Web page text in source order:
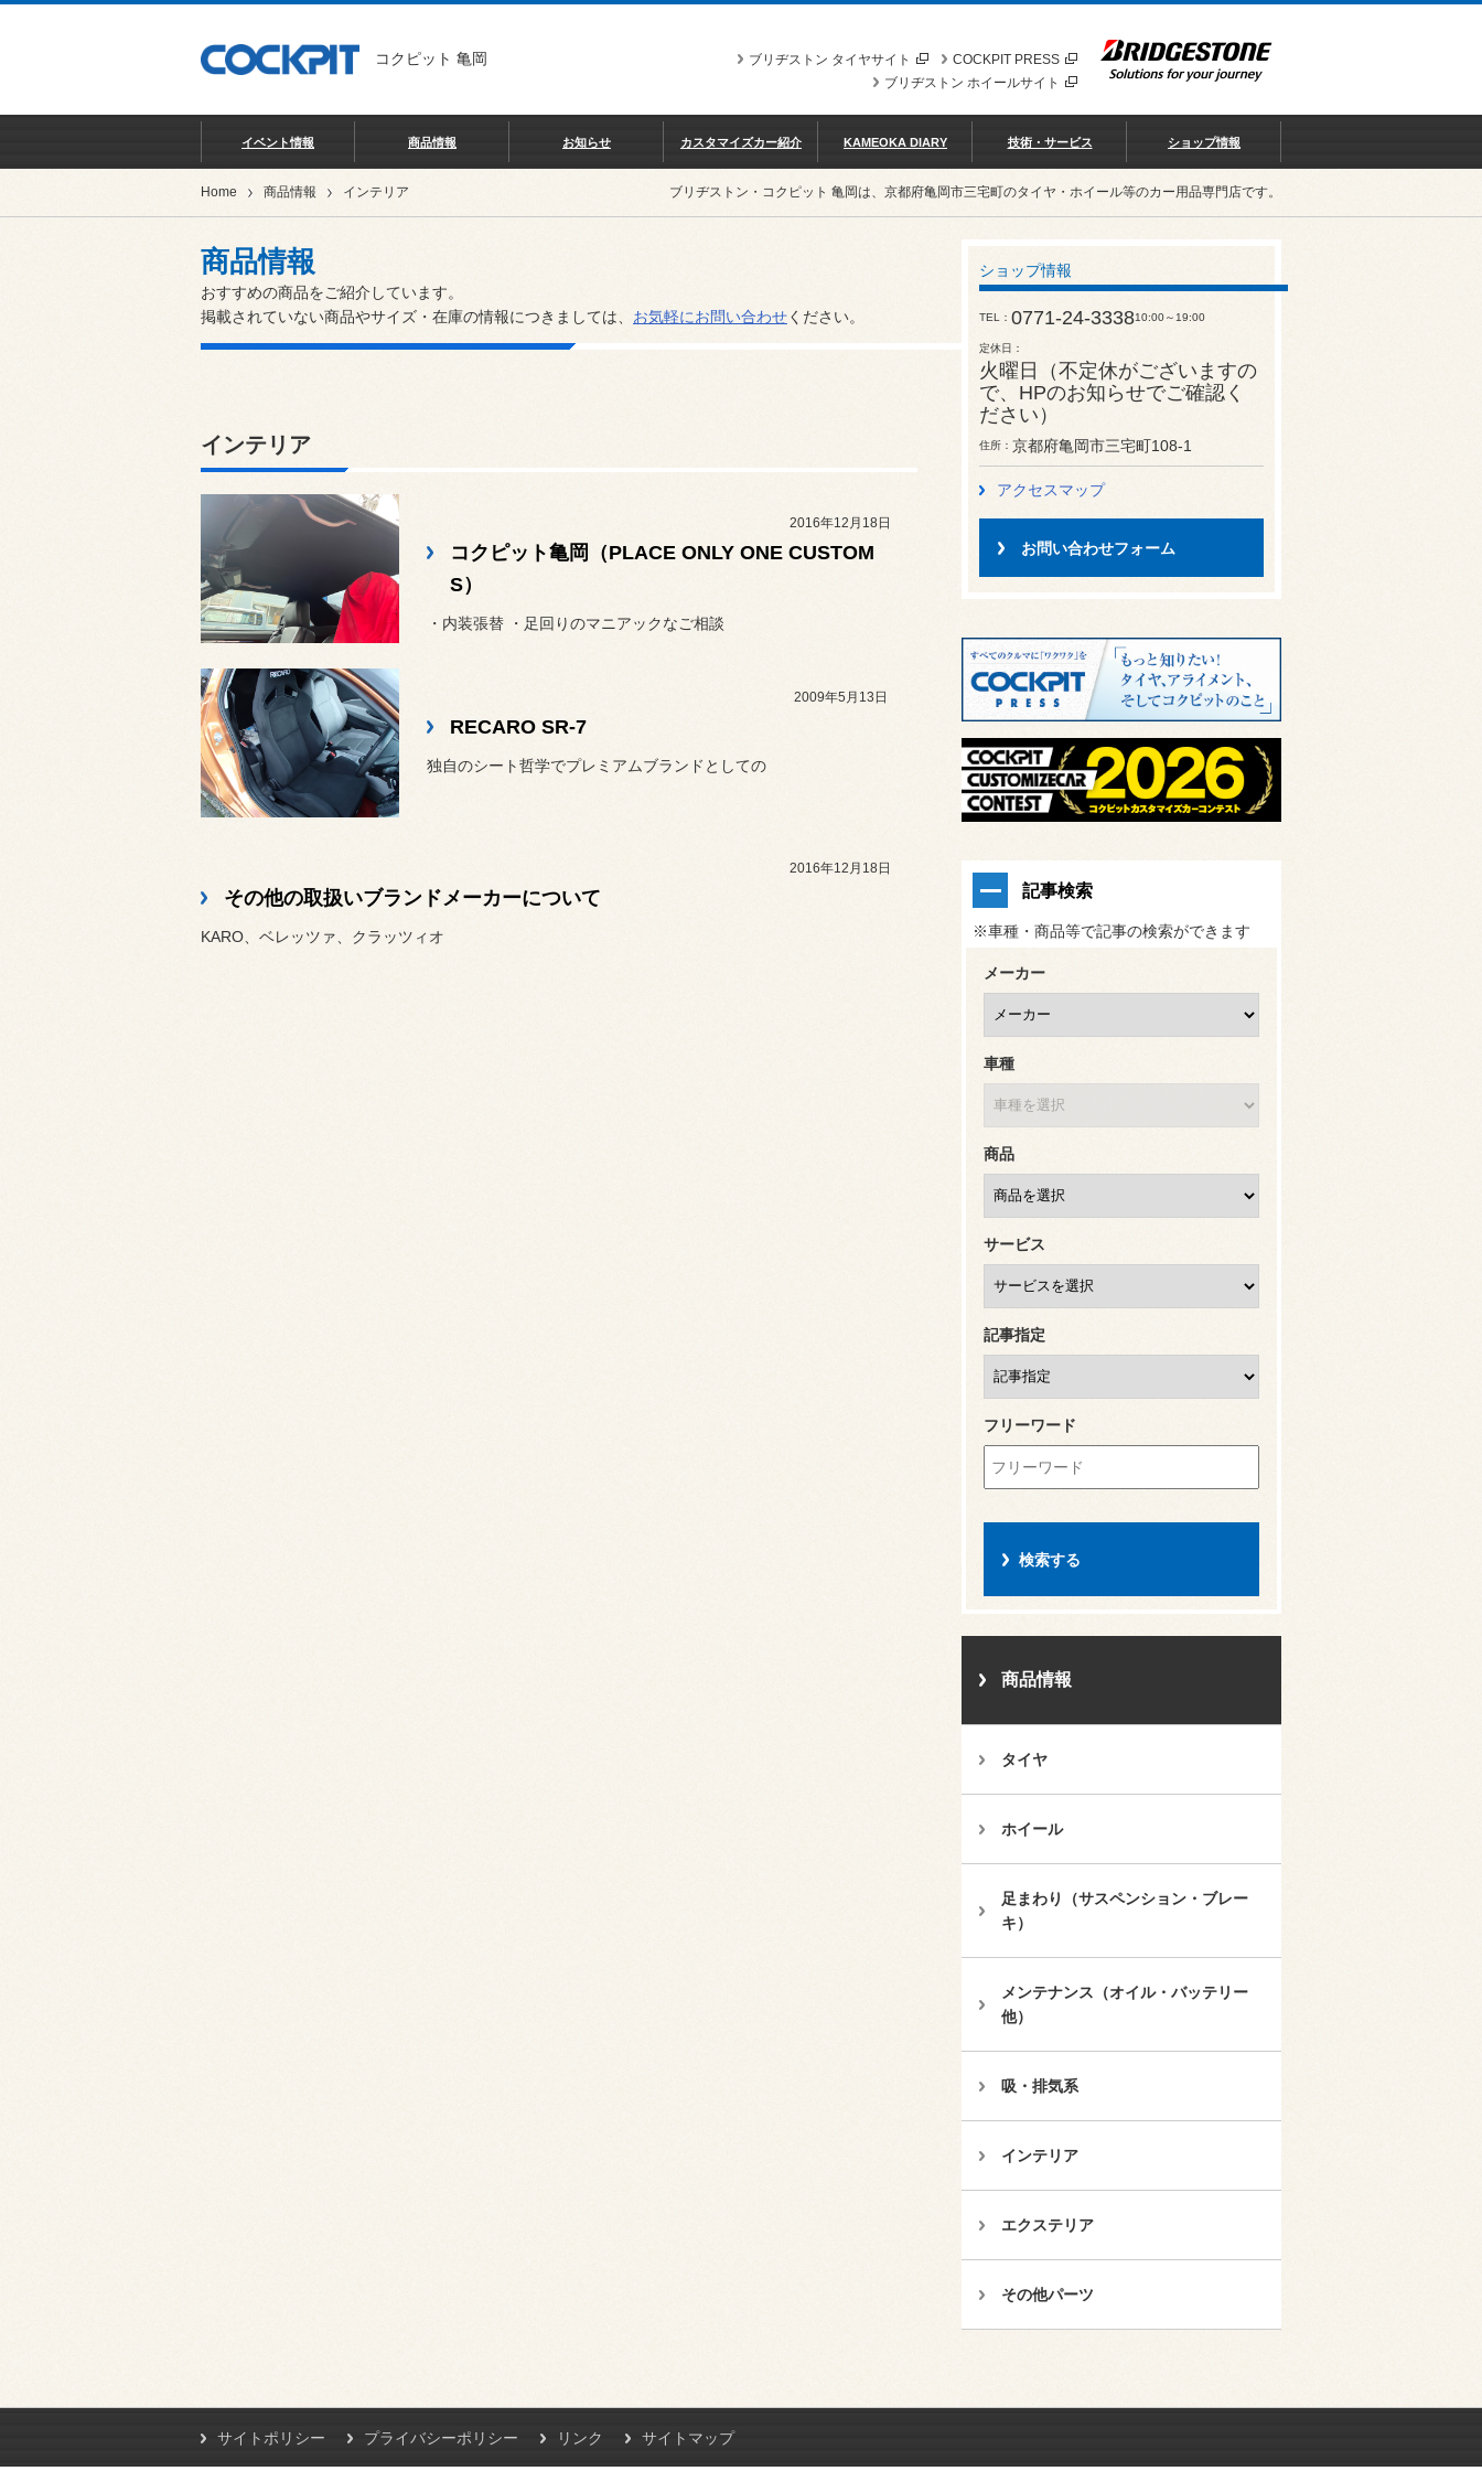
コクピット 亀岡 COCKPIT PRESS
ブリヂストン タイヤサイト
ブリヂストン ホイールサイト
イベント情報 商品情報 お知らせ カスタマイズカー紹介 KAMEOKA DIARY 技術・サービス ショップ情報
Home 商品情報 インテリア ブリヂストン・コクピット 亀岡は、京都府亀岡市三宅町のタイヤ・ホイール等のカー用品専門店です。
商品情報
おすすめの商品をご紹介しています。
掲載されていない商品やサイズ・在庫の情報につきましては、 お気軽にお問い合わせください。
インテリア
2016年12月18日
コクピット亀岡（PLACE ONLY ONE CUSTOM
S）
・内装張替 ・足回りのマニアックなご相談
2009年5月13日
RECARO SR-7
独自のシート哲学でプレミアムブランドとしての
2016年12月18日
その他の取扱いブランドメーカーについて
KARO、ベレッツァ、クラッツィオ
ショップ情報
TEL 0771-24-333810:00～19:00
定休日
火曜日（不定休がございますの
で、HPのお知らせでご確認く
ださい）
住所 京都府亀岡市三宅町108-1
アクセスマップ
お問い合わせフォーム
記事検索
※車種・商品等で記事の検索ができます
メーカー
車種
商品
サービス
記事指定
フリーワード
商品情報
タイヤ
ホイール
足まわり（サスペンション・ブレー
キ）
メンテナンス（オイル・バッテリー
他）
吸・排気系
インテリア
エクステリア
その他パーツ
サイトポリシー プライバシーポリシー リンク サイトマップ